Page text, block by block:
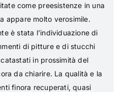
come preesistenze in una
appare molto verosimile.
è stata l’individuazione di
di pitture e di stucchi
in prossimità del
da chiarire. La qualità e la
finora recuperati, quasi